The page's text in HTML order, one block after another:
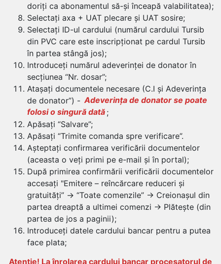
doriți ca abonamentul să-și înceapă valabilitatea);
Selectați axa + UAT plecare și UAT sosire;
Selectați ID-ul cardului (numărul cardului Tursib
din PVC care este inscripționat pe cardul Tursib
în partea stângă jos);
Introduceți numărul adeverinței de donator în
secțiunea “Nr. dosar”;
Atașați documentele necesare (C.I și Adeverința
de donator”) - Adeverința de donator se poate
folosi o singură dată ;
Apăsați “Salvare”;
Apăsați “Trimite comanda spre verificare”.
Așteptați confirmarea verificării documentelor
(aceasta o veți primi pe e-mail și în portal);
După primirea confirmării verificării documentelor
accesați "Emitere – reîncărcare reduceri și
gratuități” -> “Toate comenzile” -> Creionașul din
partea dreaptă a ultimei comenzi -> Plătește (din
partea de jos a paginii);
Introduceți datele cardului bancar pentru a putea
face plata;
Atenție! La înrolarea cardului bancar procesatorul de